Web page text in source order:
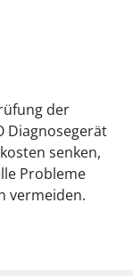
der
Diagnosegerät
senken,
Probleme
vermeiden.